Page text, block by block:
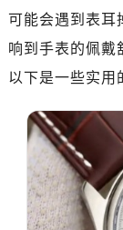
可能会遇到表耳
响到手表的佩戴
以下是一些实用